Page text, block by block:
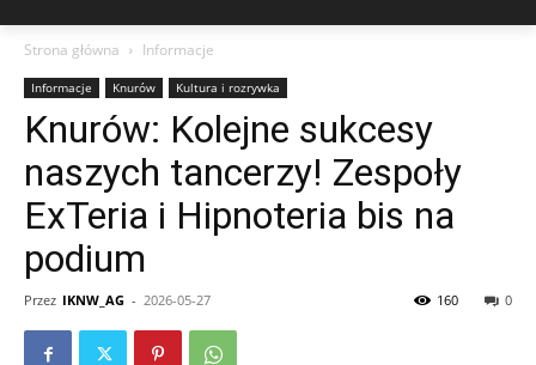
Strona główna Informacje
Informacje Knurów Kultura i rozrywka
Knurów: Kolejne sukcesy
naszych tancerzy! Zespoły
ExTeria i Hipnoteria bis na
podium
Przez IKNW_AG - 2026-05-27 0
160